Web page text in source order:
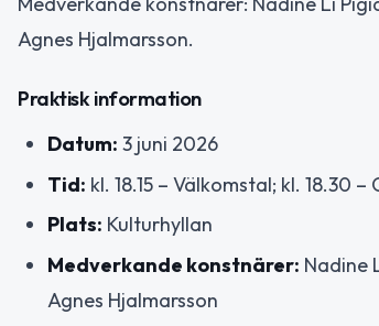
Agnes Hjalmarsson.
Praktisk information
Datum: 3 juni 2026
Tid: kl. 18.15 – Välkomstal; kl. 18.30
Plats: Kulturhyllan
Medverkande konstnärer: Nadine
Agnes Hjalmarsson